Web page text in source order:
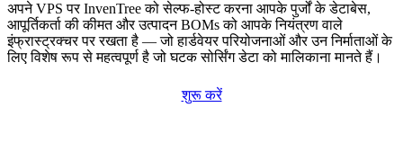
अपने VPS पर InvenTree को सेल्फ-होस्ट करना आपके पुर्जों के डेटाबेस,
आपूर्तिकर्ता की कीमत और उत्पादन BOMs को आपके नियंत्रण वाले
इंफ्रास्ट्रक्चर पर रखता है — जो हार्डवेयर परियोजनाओं और उन निर्माताओं के
लिए विशेष रूप से महत्वपूर्ण है जो घटक सोर्सिंग डेटा को मालिकाना मानते हैं।
शुरू करें